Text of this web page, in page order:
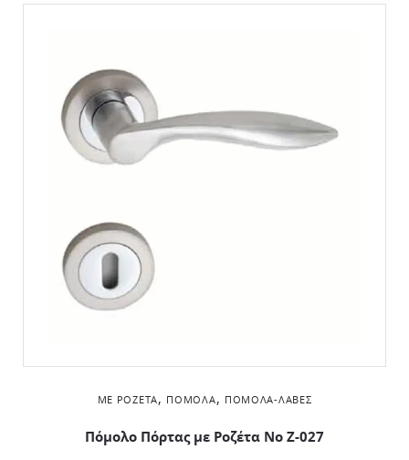
ΜΕ ΡΟΖΈΤΑ, ΠΌΜΟΛΑ, ΠΌΜΟΛΑ-ΛΑΒΈΣ
Πόμολο Πόρτας με Ροζέτα No Ζ-027